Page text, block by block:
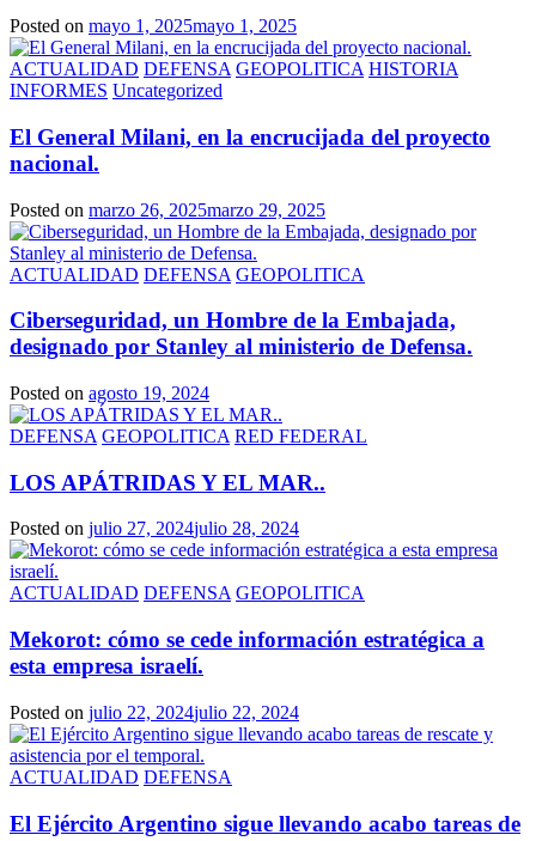
Posted on mayo 1, 2025mayo 1, 2025
ACTUALIDAD DEFENSA GEOPOLITICA HISTORIA
INFORMES Uncategorized
El General Milani, en la encrucijada del proyecto
nacional.
Posted on marzo 26, 2025marzo 29, 2025
ACTUALIDAD DEFENSA GEOPOLITICA
Ciberseguridad, un Hombre de la Embajada,
designado por Stanley al ministerio de Defensa.
Posted on agosto 19, 2024
DEFENSA GEOPOLITICA RED FEDERAL
LOS APÁTRIDAS Y EL MAR..
Posted on julio 27, 2024julio 28, 2024
ACTUALIDAD DEFENSA GEOPOLITICA
Mekorot: cómo se cede información estratégica a
esta empresa israelí.
Posted on julio 22, 2024julio 22, 2024
ACTUALIDAD DEFENSA
El Ejército Argentino sigue llevando acabo tareas de